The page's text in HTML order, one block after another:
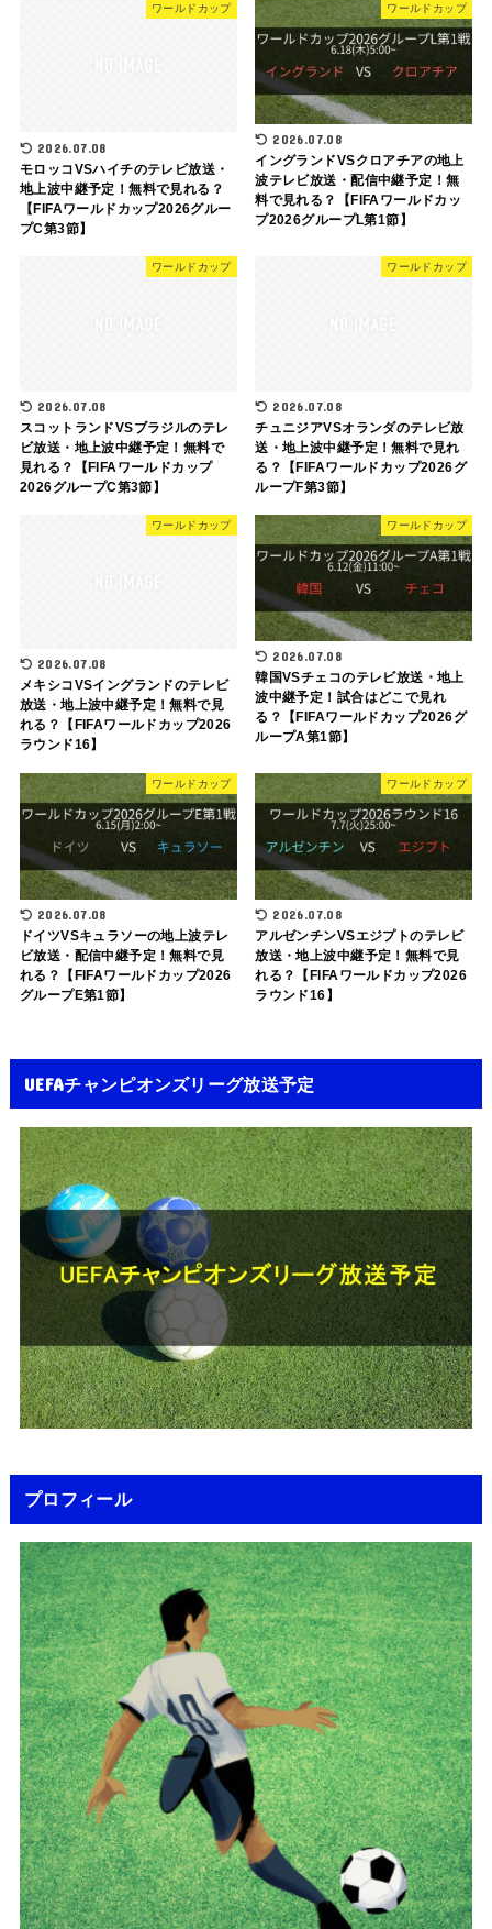
ワールドカップ
2026.07.08
モロッコVSハイチのテレビ放送・
地上波中継予定！無料で見れる？
【FIFAワールドカップ2026グルー
プC第3節】
ワールドカップ
2026.07.08
イングランドVSクロアチアの地上
波テレビ放送・配信中継予定！無
料で見れる？【FIFAワールドカッ
プ2026グループL第1節】
ワールドカップ
2026.07.08
スコットランドVSブラジルのテレ
ビ放送・地上波中継予定！無料で
見れる？【FIFAワールドカップ
2026グループC第3節】
ワールドカップ
2026.07.08
チュニジアVSオランダのテレビ放
送・地上波中継予定！無料で見れ
る？【FIFAワールドカップ2026グ
ループF第3節】
ワールドカップ
2026.07.08
メキシコVSイングランドのテレビ
放送・地上波中継予定！無料で見
れる？【FIFAワールドカップ2026
ラウンド16】
ワールドカップ
2026.07.08
韓国VSチェコのテレビ放送・地上
波中継予定！試合はどこで見れ
る？【FIFAワールドカップ2026グ
ループA第1節】
ワールドカップ
2026.07.08
ドイツVSキュラソーの地上波テレ
ビ放送・配信中継予定！無料で見
れる？【FIFAワールドカップ2026
グループE第1節】
ワールドカップ
2026.07.08
アルゼンチンVSエジプトのテレビ
放送・地上波中継予定！無料で見
れる？【FIFAワールドカップ2026
ラウンド16】
UEFAチャンピオンズリーグ放送予定
プロフィール